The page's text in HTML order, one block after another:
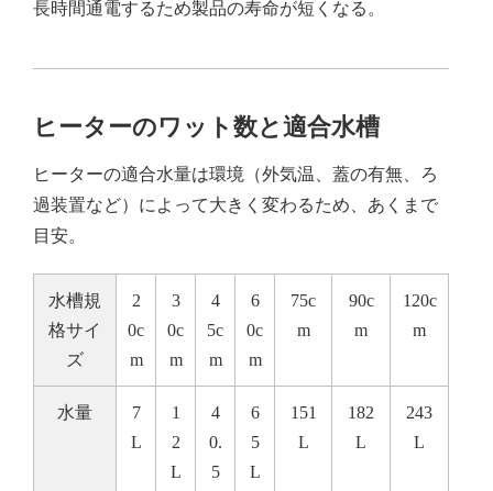
長時間通電するため製品の寿命が短くなる。
ヒーターのワット数と適合水槽
ヒーターの適合水量は環境（外気温、蓋の有無、ろ
過装置など）によって大きく変わるため、あくまで
目安。
水槽規
格サイ
ズ
2
0c
m
3
0c
m
4
5c
m
6
0c
m
75c
m
90c
m
120c
m
水量
7
L
1
2
L
4
0.
5
6
5
L
151
L
182
L
243
L